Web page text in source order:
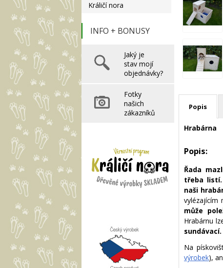
Králičí nora
INFO + BONUSY
Jaký je
stav mojí
objednávky?
Fotky
našich
zákazníků
Popis
Hrabárna
Popis:
Řada
třeba listí.
naši
vylézajícím
může
Hrabárnu
sundávací.
Na
výrobek),